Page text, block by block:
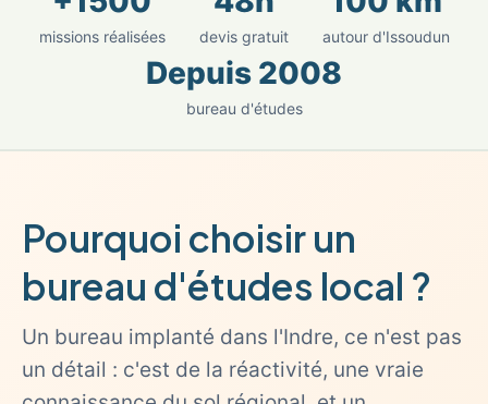
missions réalisées devis gratuit autour d'Issoudun
Depuis 2008
bureau d'études
Pourquoi choisir un
bureau d'études local ?
Un bureau implanté dans l'Indre, ce n'est pas
un détail : c'est de la réactivité, une vraie